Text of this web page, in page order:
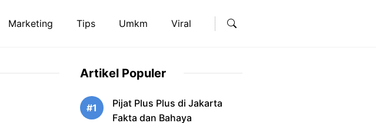
Marketing Tips Umkm Viral
Artikel Populer
#1
Pijat Plus Plus di Jakarta
Fakta dan Bahaya